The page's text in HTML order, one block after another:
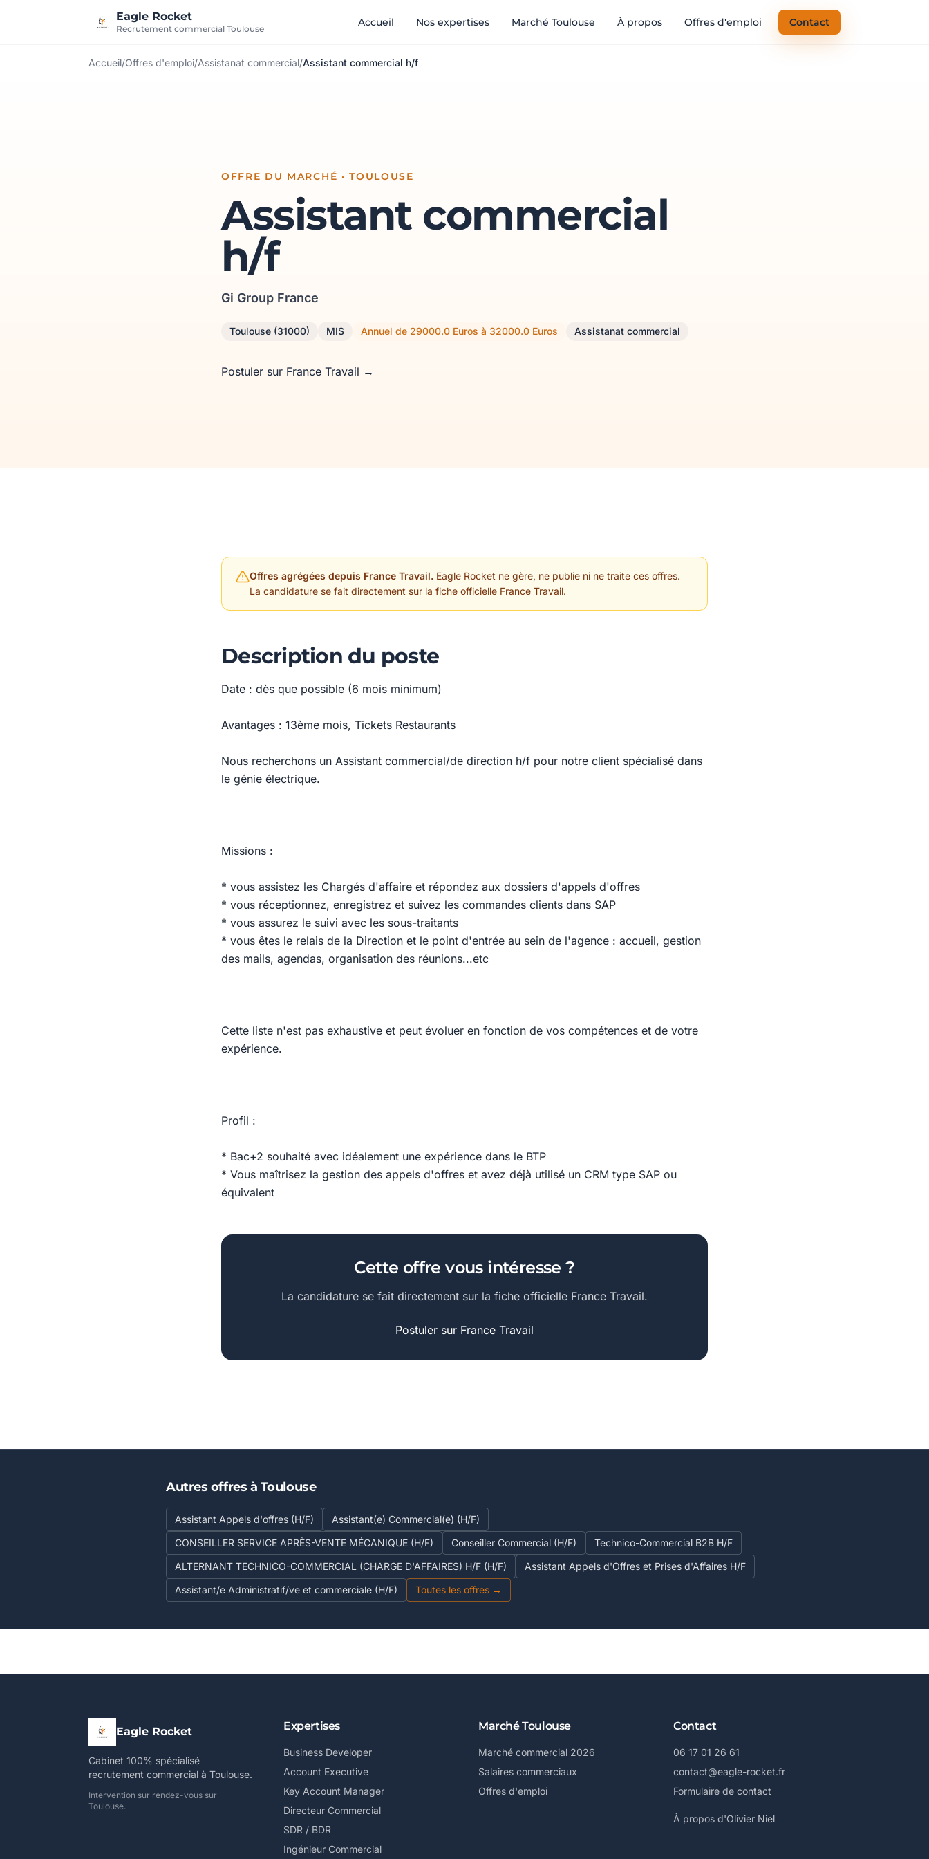
Eagle Rocket
Recrutement commercial Toulouse
Accueil Nos expertises Marché Toulouse À propos Offres d'emploi Contact
Accueil/Offres d'emploi/Assistanat commercial/Assistant commercial h/f
OFFRE DU MARCHÉ · TOULOUSE
Assistant commercial
h/f
Gi Group France
Toulouse (31000) MIS Annuel de 29000.0 Euros à 32000.0 Euros Assistanat commercial
Postuler sur France Travail →
Offres agrégées depuis France Travail. Eagle Rocket ne gère, ne publie ni ne traite ces offres.
La candidature se fait directement sur la fiche officielle France Travail.
Description du poste
Date : dès que possible (6 mois minimum)
Avantages : 13ème mois, Tickets Restaurants
Nous recherchons un Assistant commercial/de direction h/f pour notre client spécialisé dans
le génie électrique.
Missions :
* vous assistez les Chargés d'affaire et répondez aux dossiers d'appels d'offres
* vous réceptionnez, enregistrez et suivez les commandes clients dans SAP
* vous assurez le suivi avec les sous-traitants
* vous êtes le relais de la Direction et le point d'entrée au sein de l'agence : accueil, gestion
des mails, agendas, organisation des réunions...etc
Cette liste n'est pas exhaustive et peut évoluer en fonction de vos compétences et de votre
expérience.
Profil :
* Bac+2 souhaité avec idéalement une expérience dans le BTP
* Vous maîtrisez la gestion des appels d'offres et avez déjà utilisé un CRM type SAP ou
équivalent
Cette offre vous intéresse ?
La candidature se fait directement sur la fiche officielle France Travail.
Postuler sur France Travail
Autres offres à Toulouse
Assistant Appels d'offres (H/F)
Assistant(e) Commercial(e) (H/F)
CONSEILLER SERVICE APRÈS-VENTE MÉCANIQUE (H/F)
Conseiller Commercial (H/F)
Technico-Commercial B2B H/F
ALTERNANT TECHNICO-COMMERCIAL (CHARGE D'AFFAIRES) H/F (H/F)
Assistant Appels d'Offres et Prises d'Affaires H/F
Assistant/e Administratif/ve et commerciale (H/F)
Toutes les offres →
Eagle Rocket
Cabinet 100% spécialisé
recrutement commercial à Toulouse.
Intervention sur rendez-vous sur
Toulouse.
Expertises
Business Developer
Account Executive
Key Account Manager
Directeur Commercial
SDR / BDR
Ingénieur Commercial
Marché Toulouse
Marché commercial 2026
Salaires commerciaux
Offres d'emploi
Contact
06 17 01 26 61
contact@eagle-rocket.fr
Formulaire de contact
À propos d'Olivier Niel